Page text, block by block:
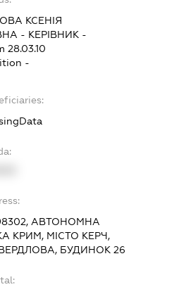
КСЕНІЯ
- КЕРІВНИК-
28.03.10
-
АВТОНОМНА
КРИМ, МІСТО КЕРЧ,
БУДИНОК 26